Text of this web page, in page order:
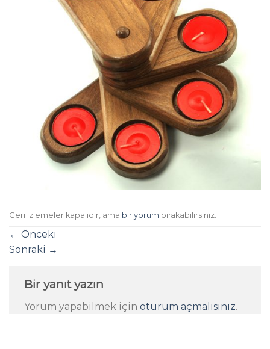
Geri izlemeler kapalıdır, ama bir yorum bırakabilirsiniz.
← Önceki
Sonraki →
Bir yanıt yazın
Yorum yapabilmek için oturum açmalısınız.